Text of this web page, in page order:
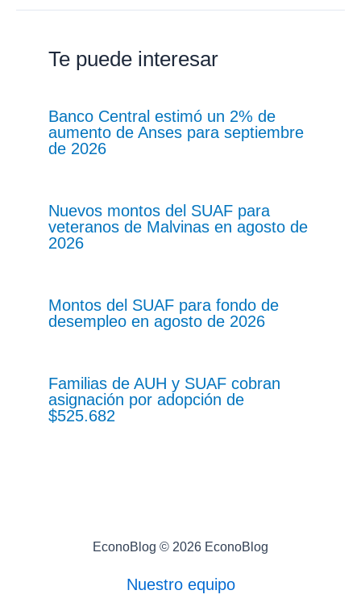
Te puede interesar
Banco Central estimó un 2% de
aumento de Anses para septiembre
de 2026
Nuevos montos del SUAF para
veteranos de Malvinas en agosto de
2026
Montos del SUAF para fondo de
desempleo en agosto de 2026
Familias de AUH y SUAF cobran
asignación por adopción de
$525.682
EconoBlog © 2026 EconoBlog
Nuestro equipo